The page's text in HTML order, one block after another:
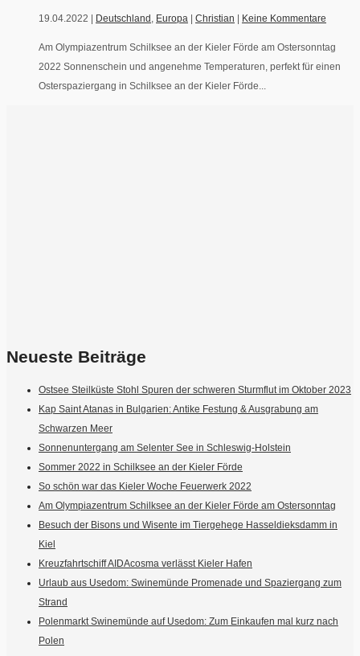
19.04.2022 | Deutschland , Europa Christian Keine Kommentare
Am Olympiazentrum Schilksee an der Kieler Förde am Ostersonntag
2022 Sonnenschein und angenehme Temperaturen, perfekt für einen
Osterspaziergang in Schilksee an der Kieler Förde...
Neueste Beiträge
Ostsee Steilküste Stohl Spuren der schweren Sturmflut im Oktober 2023
Kap Saint Atanas in Bulgarien: Antike Festung & Ausgrabung am
Schwarzen Meer
Sonnenuntergang am Selenter See in Schleswig-Holstein
Sommer 2022 in Schilksee an der Kieler Förde
So schön war das Kieler Woche Feuerwerk 2022
Am Olympiazentrum Schilksee an der Kieler Förde am Ostersonntag
Besuch der Bisons und Wisente im Tiergehege Hasseldieksdamm in
Kiel
Kreuzfahrtschiff AIDAcosma verlässt Kieler Hafen
Urlaub aus Usedom: Swinemünde Promenade und Spaziergang zum
Strand
Polenmarkt Swinemünde auf Usedom: Zum Einkaufen mal kurz nach
Polen